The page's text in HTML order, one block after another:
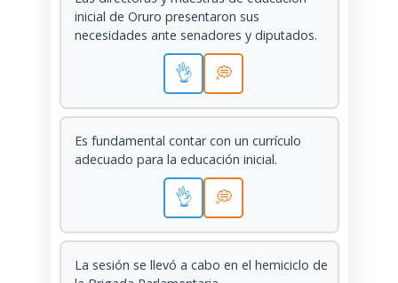
inicial de Oruro presentaron sus
necesidades ante senadores y diputados.
👌 💭
Es fundamental contar con un currículo
adecuado para la educación inicial.
👌 💭
La sesión se llevó a cabo en el hemiciclo de